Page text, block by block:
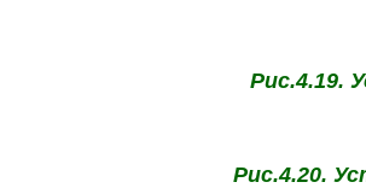
Рис.4.19.
Рис.4.20.